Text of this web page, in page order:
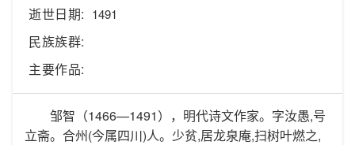
逝世日期: 1491
民族族群:
主要作品:
邹智（1466—1491），明代诗文作家。字汝愚,号
立斋。合州(今属四川)人。少贫,居龙泉庵,扫树叶燃之,